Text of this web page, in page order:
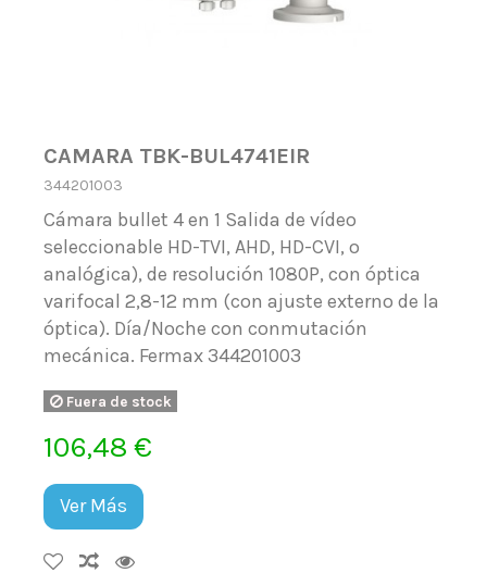
CAMARA TBK-BUL4741EIR
344201003
Cámara bullet 4 en 1 Salida de vídeo
seleccionable HD-TVI, AHD, HD-CVI, o
analógica), de resolución 1080P, con óptica
varifocal 2,8-12 mm (con ajuste externo de la
óptica). Día/Noche con conmutación
mecánica. Fermax 344201003
Fuera de stock
106,48 €
Ver Más